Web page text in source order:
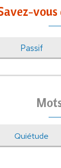
vous
Passif
Quiétude